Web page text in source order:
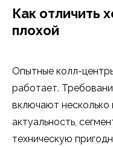
Как отличить
плохой
Опытные колл-
работает.
включают
актуальность,
техническую